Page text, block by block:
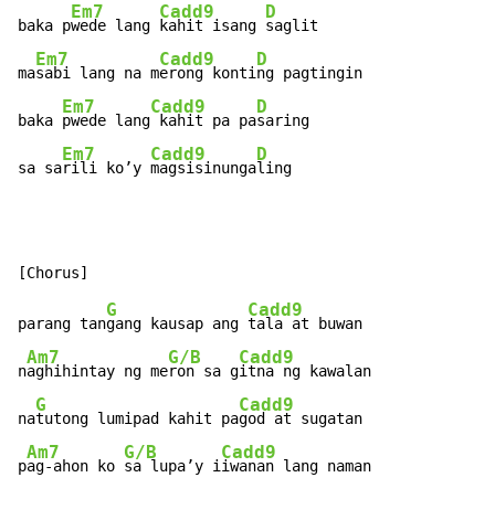
baka p
Em7
wede lang
Cadd9
kahit isang
D
saglit
ma
Em7
sabi lang na m
Cadd9
erong konti
D
ng pagtingin
baka
Em7
pwede lang
Cadd9
kahit pa pa
D
saring
sa sa
Em7
rili ko’y
Cadd9
magsisinunga
D
ling
parang tan
G
gang kausap ang
Cadd9
tala at buwan
n
Am7
aghihintay ng me
G/B
ron sa g
Cadd9
itna ng kawalan
na
G
tutong lumipad kahit pa
Cadd9
god at sugatan
p
Am7
ag-ahon ko
G/B
sa lupa’y i
Cadd9
iwanan lang naman